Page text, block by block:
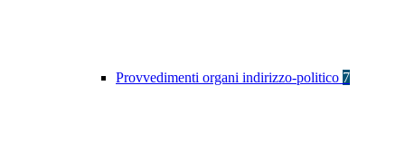
Provvedimenti organi indirizzo-politico 7